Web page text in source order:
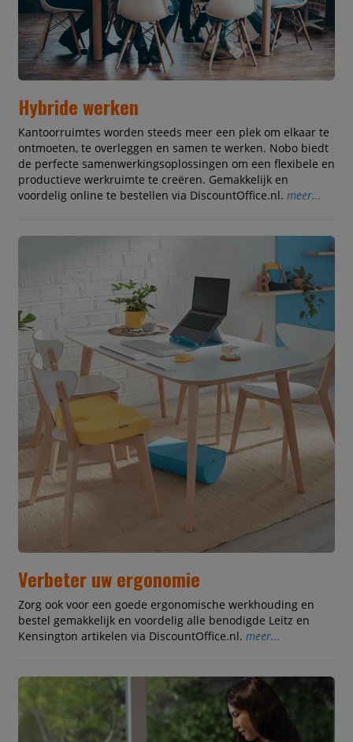
Hybride werken
Kantoorruimtes worden steeds meer een plek om elkaar te
ontmoeten, te overleggen en samen te werken. Nobo biedt
de perfecte samenwerkingsoplossingen om een flexibele en
productieve werkruimte te creëren. Gemakkelijk en
voordelig online te bestellen via DiscountOffice.nl. meer...
Verbeter uw ergonomie
Zorg ook voor een goede ergonomische werkhouding en
bestel gemakkelijk en voordelig alle benodigde Leitz en
Kensington artikelen via DiscountOffice.nl. meer...